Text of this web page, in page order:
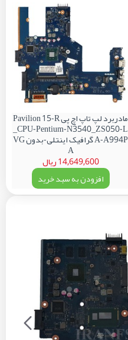
مادربرد لپ تاپ اچ پی Pavilion 15-R
_CPU-Pentium-N3540_ZS050-L
A-A994P گرافیک اینتلی-بدون VG
A
14,649,600 ریال
افزودن به سبد خرید